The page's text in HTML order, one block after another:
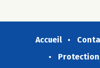
Accueil